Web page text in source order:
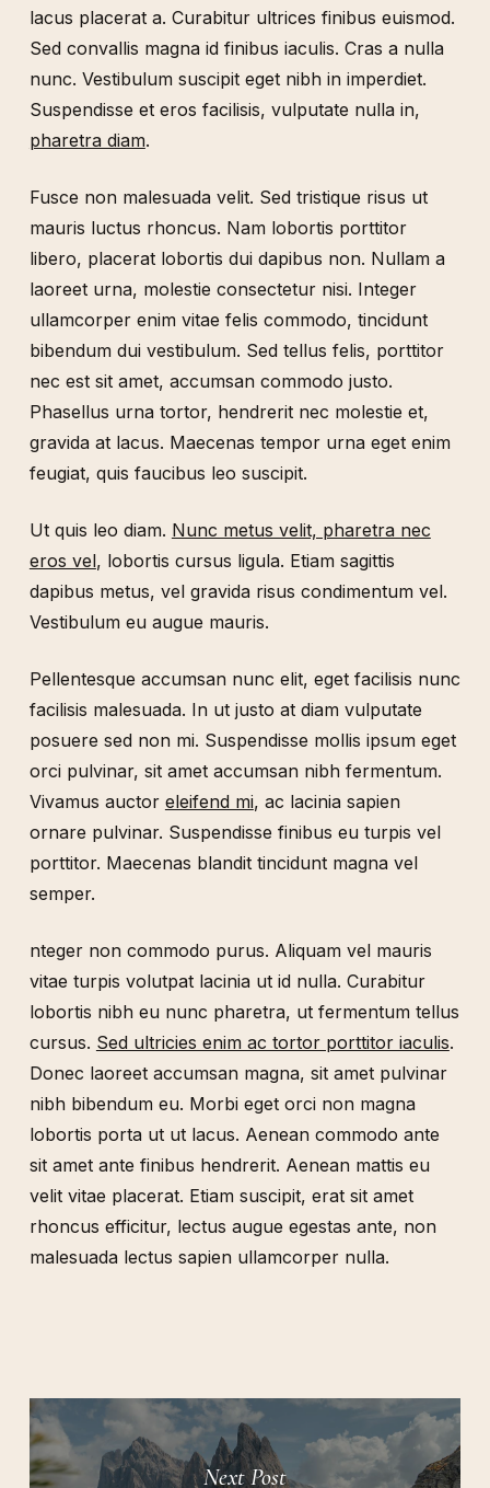
lacus placerat a. Curabitur ultrices finibus euismod.
Sed convallis magna id finibus iaculis. Cras a nulla
nunc. Vestibulum suscipit eget nibh in imperdiet.
Suspendisse et eros facilisis, vulputate nulla in,
pharetra diam.
Fusce non malesuada velit. Sed tristique risus ut
mauris luctus rhoncus. Nam lobortis porttitor
libero, placerat lobortis dui dapibus non. Nullam a
laoreet urna, molestie consectetur nisi. Integer
ullamcorper enim vitae felis commodo, tincidunt
bibendum dui vestibulum. Sed tellus felis, porttitor
nec est sit amet, accumsan commodo justo.
Phasellus urna tortor, hendrerit nec molestie et,
gravida at lacus. Maecenas tempor urna eget enim
feugiat, quis faucibus leo suscipit.
Ut quis leo diam. Nunc metus velit, pharetra nec
eros vel, lobortis cursus ligula. Etiam sagittis
dapibus metus, vel gravida risus condimentum vel.
Vestibulum eu augue mauris.
Pellentesque accumsan nunc elit, eget facilisis nunc
facilisis malesuada. In ut justo at diam vulputate
posuere sed non mi. Suspendisse mollis ipsum eget
orci pulvinar, sit amet accumsan nibh fermentum.
Vivamus auctor eleifend mi, ac lacinia sapien
ornare pulvinar. Suspendisse finibus eu turpis vel
porttitor. Maecenas blandit tincidunt magna vel
semper.
nteger non commodo purus. Aliquam vel mauris
vitae turpis volutpat lacinia ut id nulla. Curabitur
lobortis nibh eu nunc pharetra, ut fermentum tellus
cursus. Sed ultricies enim ac tortor porttitor iaculis.
Donec laoreet accumsan magna, sit amet pulvinar
nibh bibendum eu. Morbi eget orci non magna
lobortis porta ut ut lacus. Aenean commodo ante
sit amet ante finibus hendrerit. Aenean mattis eu
velit vitae placerat. Etiam suscipit, erat sit amet
rhoncus efficitur, lectus augue egestas ante, non
malesuada lectus sapien ullamcorper nulla.
Next Post